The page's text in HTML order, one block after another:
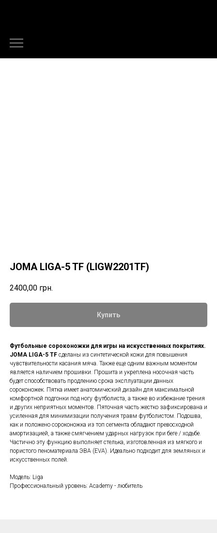
JOMA LIGA-5 TF (LIGW2201TF)
2400,00 грн.
Купить
Футбольные сороконожки для игры на искусственных покрытиях.
JOMA LIGA-5 TF сделаны из синтетической кожи для повышения
чувствительности касания мяча. Также еще одним важным моментом
является наличием прошивки. Прошита и укреплена носочная часть
будет способствовать продлению срока эксплуатации данных
сороконожек. Пятка имеет анатомический дизайн для максимальной
комфортной подгонки под ногу футболиста, а также во избежание трения
и других неприятных моментов. Пяточная часть жестко зафиксирована и
усиленная для минимизации получения травм футболистом. Подошва,
как и положено сороконожка из топ сегмента обладают превосходной
амортизацией, а также смягчением ударных нагрузок при беге / ходьбе.
Частично эту функцию выполняет стелька, изготовленная из мягкого и
пористого пеноматериала ЭВА (EVA). Идеально подходит для земляных и
искусственных полей.
Модель: Liga
Профессиональный уровень: Academy - любитель